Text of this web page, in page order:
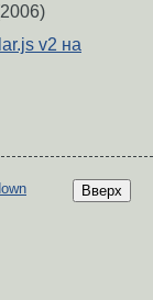
v2 на
Вверх